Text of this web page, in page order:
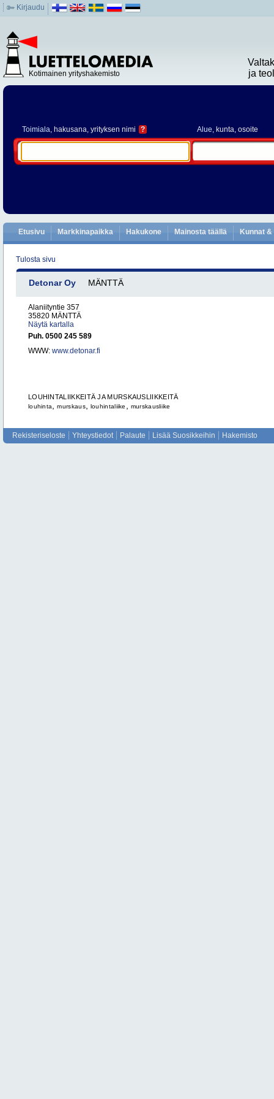
Kirjaudu
Kotimainen yrityshakemisto
ja
Toimiala, hakusana, yrityksen nimi ? Alue, kunta, osoite
Etusivu Markkinapaikka Hakukone Mainosta täällä Kunnat
Tulosta sivu
Detonar Oy MÄNTTÄ
Alaniityntie 357
35820 MÄNTTÄ
Näytä kartalla
Puh. 0500 245 589
WWW: www.detonar.fi
LOUHINTALIIKKEITÄ JA MURSKAUSLIIKKEITÄ
louhinta ,murskaus, louhintaliike murskausliike
Rekisteriseloste Yhteystiedot Palaute Lisää Suosikkeihin Hakemisto